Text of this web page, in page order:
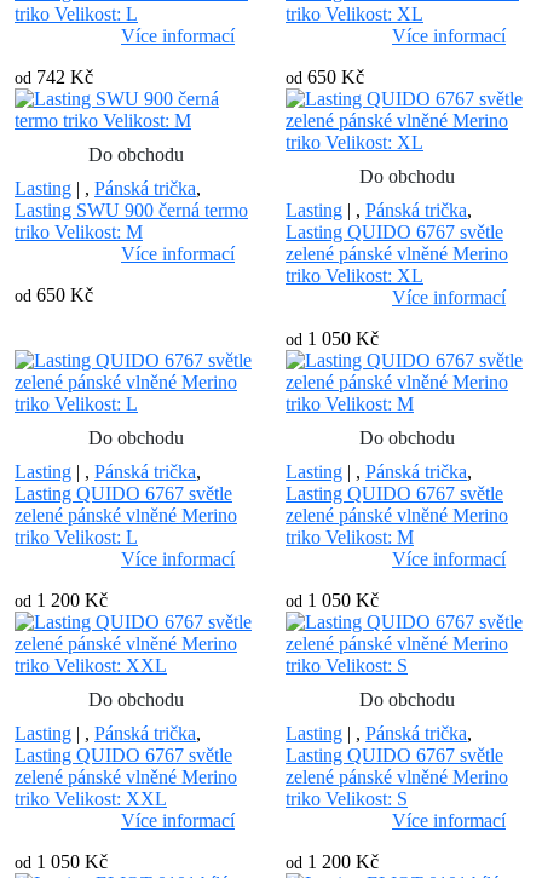
triko Velikost: L
Více informací
od 742 Kč
triko Velikost: XL
Více informací
od 650 Kč
Do obchodu
Lasting | , Pánská trička,
Lasting SWU 900 černá termo
triko Velikost: M
Více informací
od 650 Kč
Do obchodu
Lasting | , Pánská trička,
Lasting QUIDO 6767 světle
zelené pánské vlněné Merino
triko Velikost: XL
Více informací
od 1 050 Kč
Do obchodu
Lasting | , Pánská trička,
Lasting QUIDO 6767 světle
zelené pánské vlněné Merino
triko Velikost: L
Více informací
od 1 200 Kč
Do obchodu
Lasting | , Pánská trička,
Lasting QUIDO 6767 světle
zelené pánské vlněné Merino
triko Velikost: M
Více informací
od 1 050 Kč
Do obchodu
Lasting | , Pánská trička,
Lasting QUIDO 6767 světle
zelené pánské vlněné Merino
triko Velikost: XXL
Více informací
od 1 050 Kč
Do obchodu
Lasting | , Pánská trička,
Lasting QUIDO 6767 světle
zelené pánské vlněné Merino
triko Velikost: S
Více informací
od 1 200 Kč